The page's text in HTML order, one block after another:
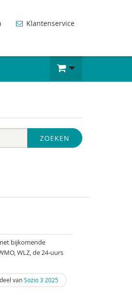
Klantenservice
ZOEKEN
bijkomende
WLZ, de 24-uurs
vanSozio 3 2025